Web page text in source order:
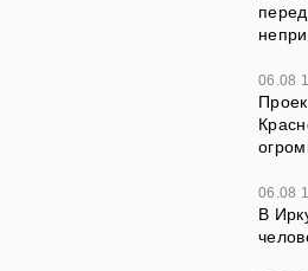
06.08
06.08
В